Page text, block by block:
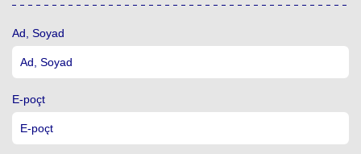
Ad, Soyad
E-poçt